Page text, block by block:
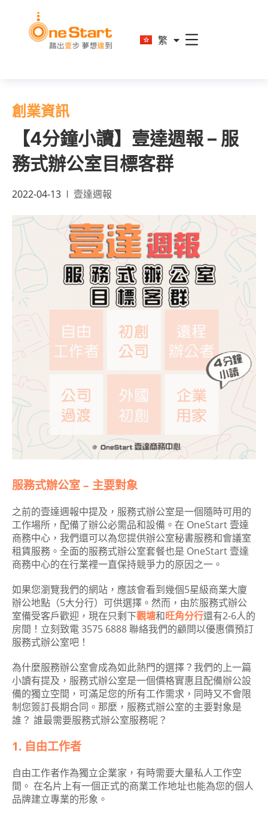
繁
简
創業資訊
【4分鐘小讀】壹達週報 – 服
務式辦公室目標客群
2022-04-13 壹達週報
服務式辦公室 – 主要對象
之前的壹達週報中提及，服務式辦公室是一個隨時可用的
工作場所，配備了辦公必需品和設備。在 OneStart 壹達
商務中心，我們還可以為您提供辦公室秘書服務和會議室
租賃服務。全面的服務式辦公室套餐也是 OneStart 壹達
商務中心的在行業裡一直保持競爭力的原因之一。
如果您瀏覽我們的網站，應該會看到幾個5星級商業大廈
辦公地點（5大分行）可供選擇。然而，由於服務式辦公
室備受客戶歡迎，現在只剩下觀塘和旺角分行還有2-6人的
房間！立刻致電 3575 6888 聯絡我們的顧問以優惠價預訂
服務式辦公室吧！
為什麼服務辦公室會成為如此熱門的選擇？我們的上一篇
小讀有提及，服務式辦公室是一個價格實惠且配備辦公設
備的獨立空間，可滿足您的所有工作需求，同時又不會限
制您簽訂長期合同。那麼，服務式辦公室的主要對象是
誰？ 誰最需要服務式辦公室服務呢？
1. 自由工作者
自由工作者作為獨立企業家，有時需要大量私人工作空
間。 在名片上有一個正式的商業工作地址也能為您的個人
品牌建立專業的形象。